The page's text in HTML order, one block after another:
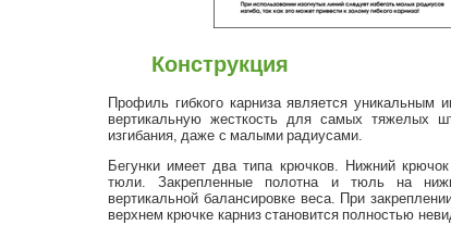
Конструкция
Профиль гибкого карниза является
вертикальную жесткость для самых тяжелых
изгибания, даже с малыми радиусами.
Бегунки имеет два типа крючков. Нижний
тюли. Закрепленные полотна и тюль на
вертикальной балансировке веса. При
верхнем крючке карниз становится полностью